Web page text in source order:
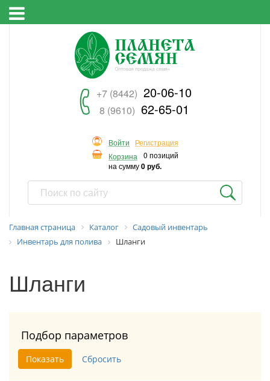
+7 (8442) 20-06-10
8 (9610) 62-65-01
Войти
Регистрация
Корзина
0 позиций
на сумму0 руб.
Главная страница Каталог
Садовый инвентарь
Инвентарь для полива
Шланги
Шланги
Подбор параметров